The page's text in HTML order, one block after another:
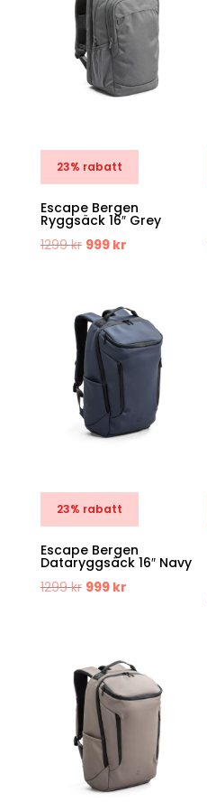
23% rabatt
Escape Bergen
Ryggsäck 16″ Grey
1299kr Det
var:
1299 kr.
999 krDet
är:
999 kr.
23% rabatt
Escape Bergen
Dataryggsäck 16″ Navy
1299kr Det
1299 kr.
999 krDet
999 kr.